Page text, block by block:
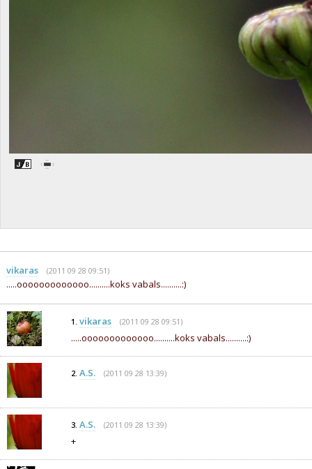
vikaras (2011 09 28 09:51)
.....ooooooooooooo..........koks vabals..........:)
1. vikaras (2011 09 28 09:51)
.....ooooooooooooo..........koks vabals..........:)
2. A.S. (2011 09 28 13:39)
3. A.S. (2011 09 28 13:39)
+